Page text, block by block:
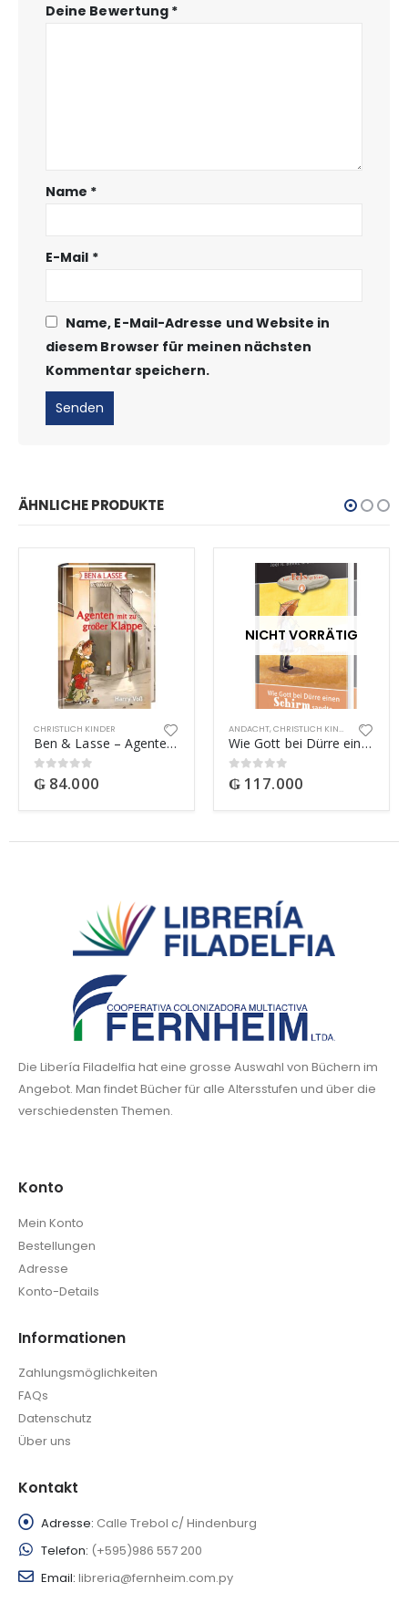
Deine Bewertung *
Name *
E-Mail *
Name, E-Mail-Adresse und Website in
diesem Browser für meinen nächsten
Kommentar speichern.
ÄHNLICHE PRODUKTE
CHRISTLICH KINDER
Ben & Lasse – Agenten mit zu großer Klappe
0out of 5
₲ 84.000
NICHT VORRÄTIG
ANDACHT,CHRISTLICH KINDER
Wie Gott bei Dürre einen Schirm sandte
0out of 5
₲ 117.000
Die Libería Filadelfia hat eine grosse Auswahl von Büchern im
Angebot. Man findet Bücher für alle Altersstufen und über die
verschiedensten Themen.
Konto
Mein Konto
Bestellungen
Adresse
Konto-Details
Informationen
Zahlungsmöglichkeiten
FAQs
Datenschutz
Über uns
Kontakt
Adresse: Calle Trebol c/ Hindenburg
Telefon: (+595)986 557 200
Email: libreria@fernheim.com.py